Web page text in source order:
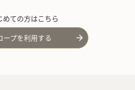
めての方はこちら
ープを利用する